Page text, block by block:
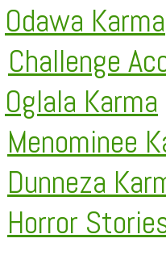
Odawa Karma
Challenge
Oglala Karma
Menominee
Dunneza
Horror